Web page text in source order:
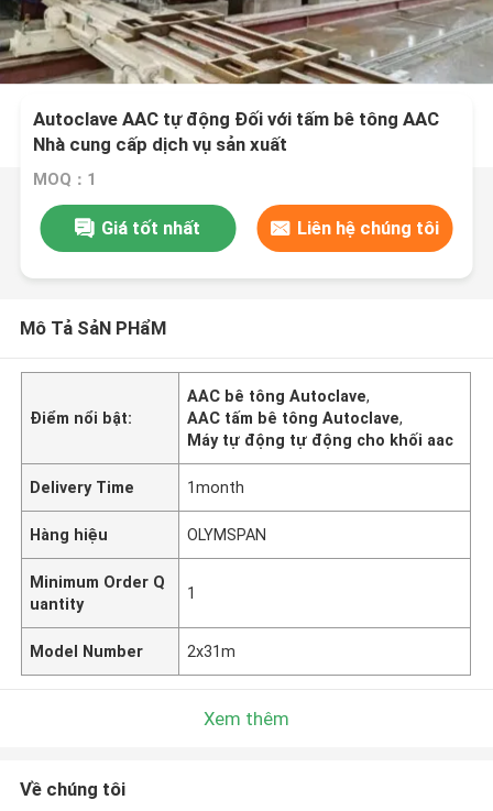
Autoclave AAC tự động Đối với tấm bê tông AAC
Nhà cung cấp dịch vụ sản xuất
MOQ：1
Giá tốt nhất Liên hệ chúng tôi
Mô Tả SảN PHẩM
Điểm nổi bật:
AAC bê tông Autoclave,
AAC tấm bê tông Autoclave,
Máy tự động tự động cho khối aac
Delivery Time 1month
Hàng hiệu OLYMSPAN
Minimum Order Q
uantity
1
Model Number 2x31m
Xem thêm
Về chúng tôi